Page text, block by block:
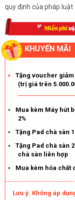
quy định của pháp luật
KHUYẾN MÃI
Tặng voucher
(trị giá trên
Mua kèm Máy hút
2%
Tặng Pad chà sàn
Tặng Pad chà sàn
chà sàn liên hợp
Mua kèm hóa chất
Lưu ý: Không áp